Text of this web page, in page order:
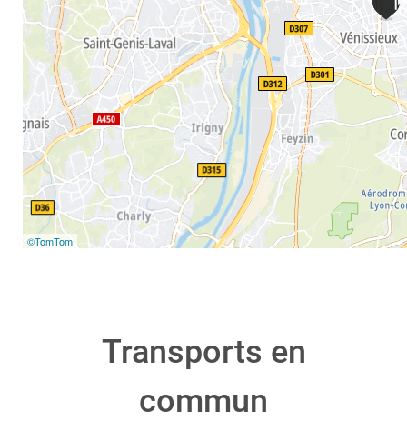
©TomTom
Transports en
commun